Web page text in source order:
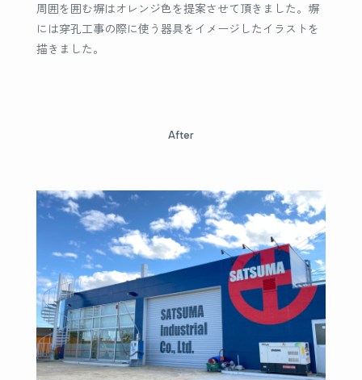
周囲を囲む塀はオレンジ色を提案させて頂きました。 塀
には穿孔工事の際に使う器具をイメージしたイラストを
描きました。
After